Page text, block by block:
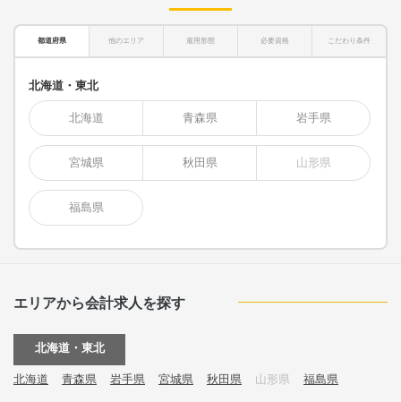
都道府県 他のエリア 雇用形態 必要資格 こだわり条件
北海道・東北
北海道 青森県 岩手県
宮城県 秋田県 山形県
福島県
エリアから会計求人を探す
北海道・東北
北海道 青森県 岩手県 宮城県 秋田県 山形県 福島県